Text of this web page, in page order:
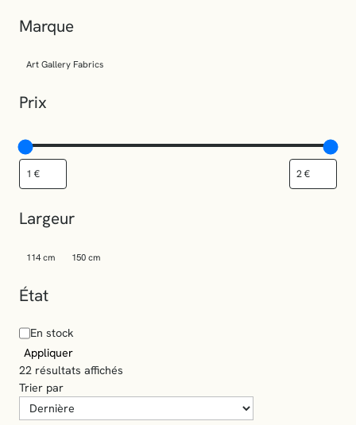
Marque
Art Gallery Fabrics
Prix
Largeur
114 cm 150 cm
État
En stock
Appliquer
22 résultats affichés
é
Trier par